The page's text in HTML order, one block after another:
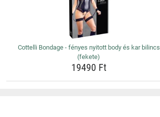
Cottelli Bondage - fényes nyitott body és kar bilincs
(fekete)
19490 Ft